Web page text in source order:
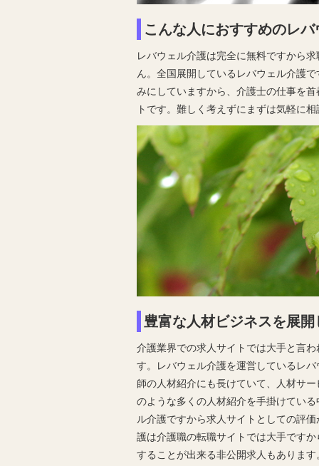
こんな人におすすめのレ
レバウェル介護は完全に無料ですから
ん。全国展開しているレバウェル介護
みにしていますから、介護士の仕事を
トです。難しく考えずにまずは気軽に
豊富な人材ビジネスを展
介護業界での求人サイトでは大手と言
す。レバウェル介護を運営しているレ
師の人材紹介にも長けていて、人材サ
のような多くの人材紹介を手掛けてい
ル介護ですから求人サイトとしての評
護は介護職の転職サイトでは大手です
することが出来る非公開求人もありま